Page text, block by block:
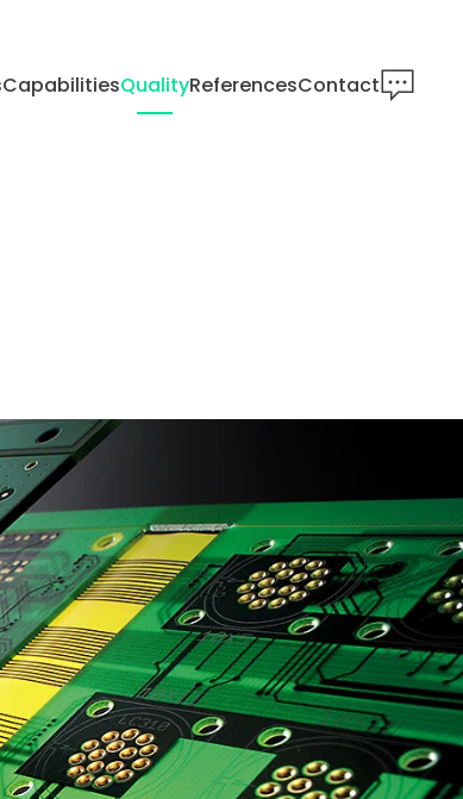
CapabilitiesQualityReferencesContact